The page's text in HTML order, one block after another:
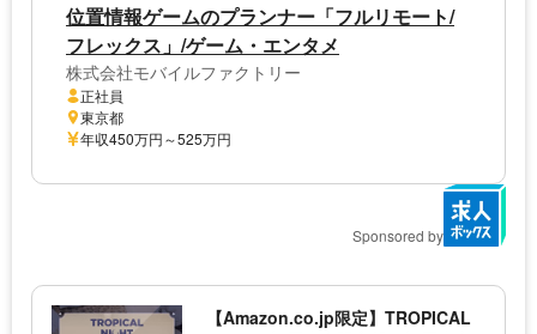
位置情報ゲームのプランナー「フルリモート/
フレックス」/ゲーム・エンタメ
株式会社モバイルファクトリー
正社員
東京都
年収450万円～525万円
Sponsored by
【Amazon.co.jp限定】TROPICAL